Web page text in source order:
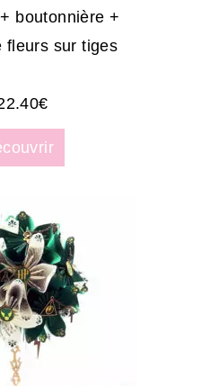
boutonnière +
fleurs sur tiges
€